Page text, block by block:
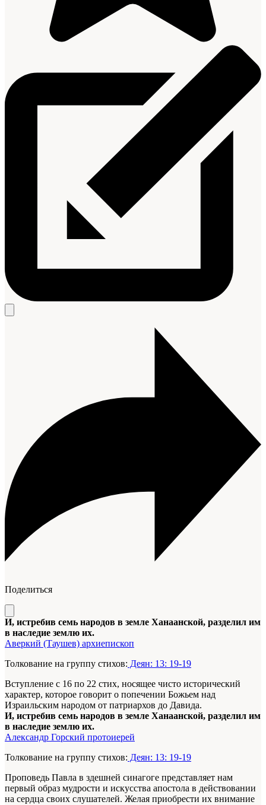
Поделиться
И, истребив семь народов в земле Ханаанской, разделил им
в наследие землю их.
Аверкий (Таушев) архиепископ
Толкование на группу стихов: Деян: 13: 19-19
Вступление с 16 по 22 стих, носящее чисто исторический
характер, которое говорит о попечении Божьем над
Израильским народом от патриархов до Давида.
И, истребив семь народов в земле Ханаанской, разделил им
в наследие землю их.
Александр Горский протоиерей
Толкование на группу стихов: Деян: 13: 19-19
Проповедь Павла в здешней синагоге представляет нам
первый образ мудрости и искусства апостола в действовании
на сердца своих слушателей. Желая приобрести их внимание